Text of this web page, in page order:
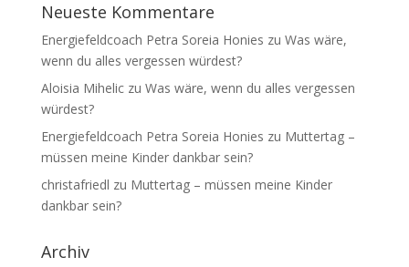
Neueste Kommentare
Energiefeldcoach Petra Soreia Honies zu Was wäre,
wenn du alles vergessen würdest?
Aloisia Miheliczu Was wäre, wenn du alles vergessen
würdest?
Energiefeldcoach Petra Soreia Honies zu Muttertag –
müssen meine Kinder dankbar sein?
christafriedl zu Muttertag – müssen meine Kinder
dankbar sein?
Archiv